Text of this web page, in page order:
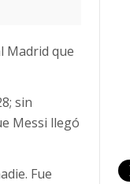
Madrid que
sin
Messi llegó
Fue